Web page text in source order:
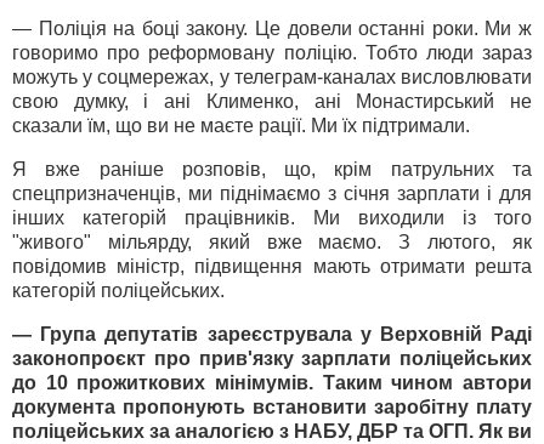
— Поліція на боці закону. Це довели останні роки. Ми ж
говоримо про реформовану поліцію. Тобто люди зараз
можуть у соцмережах, у телеграм-каналах висловлювати
свою думку, і ані Клименко, ані Монастирський не
сказали їм, що ви не маєте рації. Ми їх підтримали.
Я вже раніше розповів, що, крім патрульних та
спецпризначенців, ми піднімаємо з січня зарплати і для
інших категорій працівників. Ми виходили із того
"живого" мільярду, який вже маємо. З лютого, як
повідомив міністр, підвищення мають отримати решта
категорій поліцейських.
— Група депутатів зареєструвала у Верховній Раді
законопроєкт про прив'язку зарплати поліцейських
до 10 прожиткових мінімумів. Таким чином автори
документа пропонують встановити заробітну плату
поліцейських за аналогією з НАБУ, ДБР та ОГП. Як ви